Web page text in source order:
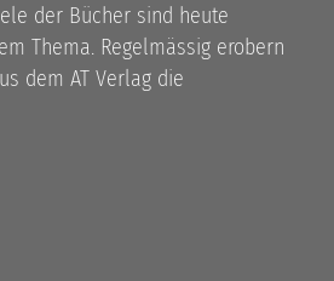
der Bücher sind heute
Thema. Regelmässig erobern
dem AT Verlag die